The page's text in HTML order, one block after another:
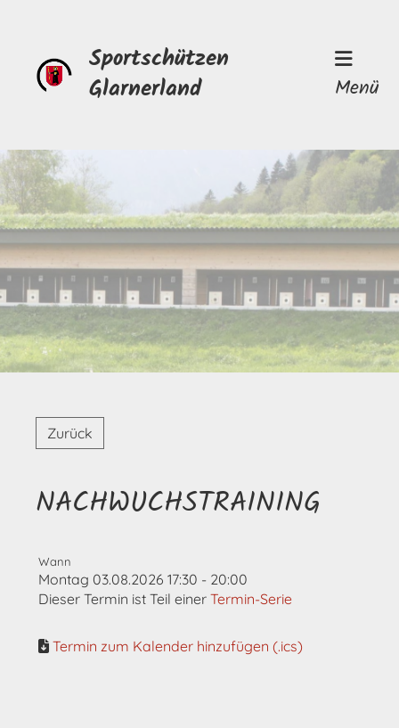
Sportschützen
Glarnerland
Menü
Zurück
NACHWUCHSTRAINING
Wann
Montag 03.08.2026 17:30 - 20:00
Dieser Termin ist Teil einer Termin-Serie
Termin zum Kalender hinzufügen (.ics)